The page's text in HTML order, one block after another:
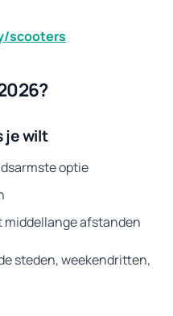
scooters
je wilt
optie
middellange afstanden
steden, weekendritten,